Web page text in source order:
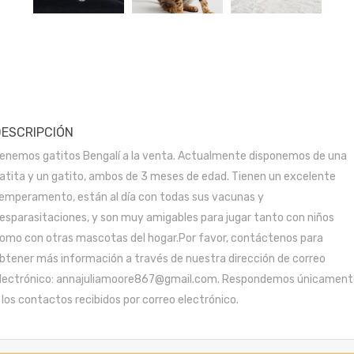
gatitos Bengalí a la venta. Actualmente disponemos de una
y un gatito, ambos de 3 meses de edad. Tienen un excelente
están al día con todas sus vacunas y
y son muy amigables para jugar tanto con niños
con otras mascotas del hogar.Por favor, contáctenos para
más información a través de nuestra dirección de correo
annajuliamoore867@gmail.com. Respondemos
los contactos recibidos por correo electrónico.